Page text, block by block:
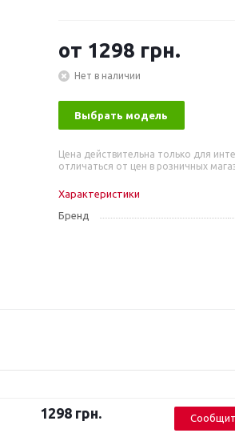
от 1298 грн.
Нет в наличии
Выбрать модель
Цена действительна только для
отличаться от цен в розничных
Характеристики
Бренд
1298 грн.